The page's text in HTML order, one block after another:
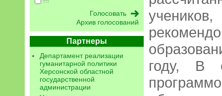
Архив голосований
Партнеры
Департамент реализации
гуманитарной политики
Херсонской областной
государственной
администрации
году, В